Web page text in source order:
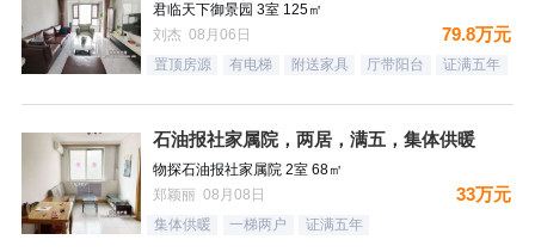
君临天下御景园 3室 125㎡
刘杰 08月06日
79.8万元
置顶房源 有电梯 附送家具 厅带阳台 证满五年
石油报社家属院，两居，满五，集体供暖
物探石油报社家属院 2室 68㎡
郑颖丽 08月08日
33万元
集体供暖 一梯两户 证满五年